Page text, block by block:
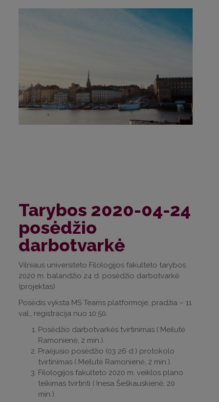
Tarybos 2020-04-24
posėdžio
darbotvarkė
Vilniaus universiteto Filologijos fakulteto tarybos
2020 m. balandžio 24 d. posėdžio darbotvarkė
(projektas)
Posėdis vyksta MS Teams platformoje, pradžia – 11
val., registracija nuo 10:50.
Posėdžio darbotvarkės tvirtinimas ( Meilutė
Ramonienė, 2 min.).
Praėjusio posėdžio (03 26 d.) protokolo
tvirtinimas ( Meilutė Ramonienė, 2 min.).
Filologijos fakulteto 2020 m. veiklos plano
teikimas tvirtinti ( Inesa Šeškauskienė, 20
min.).